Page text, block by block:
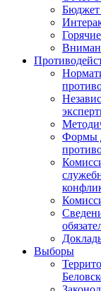
Бюджет
Формы
Выборы